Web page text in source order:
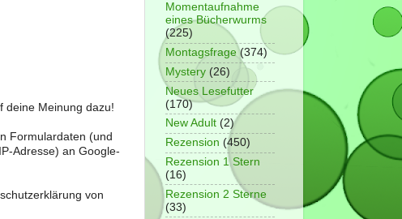
deine Meinung dazu!
Formulardaten (und
Adresse) an Google-
von
Momentaufnahme
eines Bücherwurms
(225)
Montagsfrage (374)
Mystery (26)
Neues Lesefutter
(170)
New Adult (2)
Rezension (450)
Rezension 1 Stern
(16)
Rezension 2 Sterne
(33)